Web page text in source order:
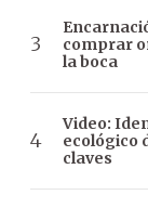
comprar
la boca
Video:
ecológico
claves